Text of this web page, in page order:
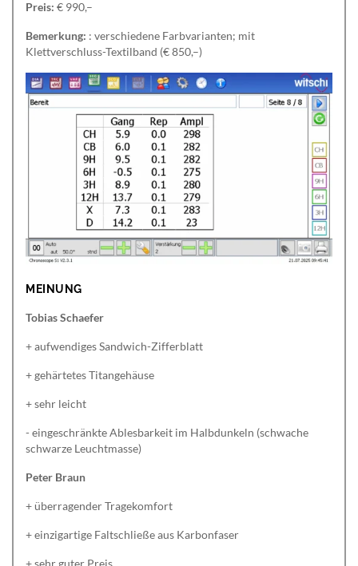
Preis: € 990,–
Bemerkung: : verschiedene Farbvarianten; mit
Klettverschluss-Textilband (€ 850,–)
MEINUNG
Tobias Schaefer
+ aufwendiges Sandwich-Zifferblatt
+ gehärtetes Titangehäuse
+ sehr leicht
- eingeschränkte Ablesbarkeit im Halbdunkeln (schwache
schwarze Leuchtmasse)
Peter Braun
+ überragender Tragekomfort
+ einzigartige Faltschließe aus Karbonfaser
+ sehr guter Preis